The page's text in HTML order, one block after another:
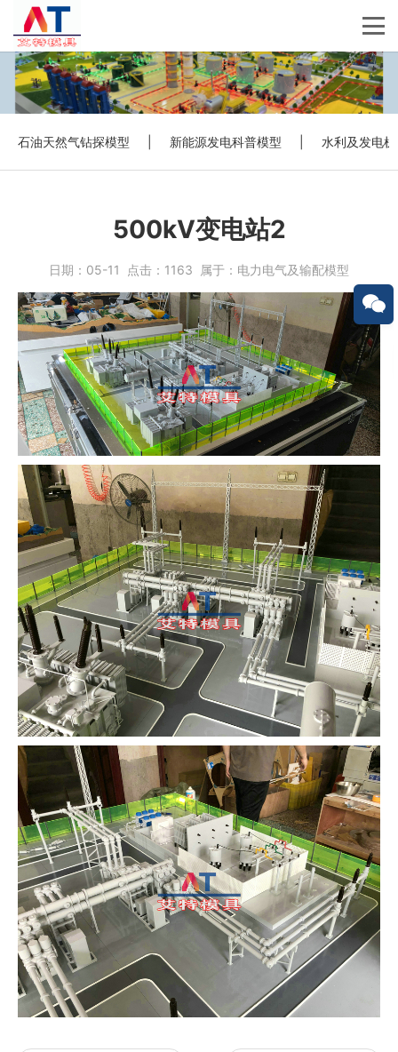
石油天然气钻探模型 新能源发电科普模型 水利及发电
500kV变电站2
日期： 05-11 点击： 1163 属于： 电力电气及输配模型